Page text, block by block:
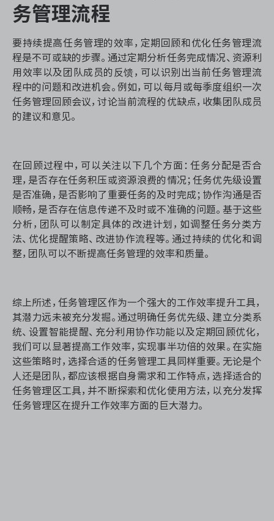
务管理流程
要持续提高任务管理的效率，定期回顾和优化任务管理流
程是不可或缺的步骤。通过定期分析任务完成情况、资源利
用效率以及团队成员的反馈，可以识别出当前任务管理流
程中的问题和改进机会。例如，可以每月或每季度组织一次
任务管理回顾会议，讨论当前流程的优缺点，收集团队成员
的建议和意见。
在回顾过程中，可以关注以下几个方面：任务分配是否合
理，是否存在任务积压或资源浪费的情况；任务优先级设置
是否准确，是否影响了重要任务的及时完成；协作沟通是否
顺畅，是否存在信息传递不及时或不准确的问题。基于这些
分析，团队可以制定具体的改进计划，如调整任务分类方
法、优化提醒策略、改进协作流程等。通过持续的优化和调
整，团队可以不断提高任务管理的效率和质量。
综上所述，任务管理区作为一个强大的工作效率提升工具，
其潜力远未被充分发掘。通过明确任务优先级、建立分类系
统、设置智能提醒、充分利用协作功能以及定期回顾优化，
我们可以显著提高工作效率，实现事半功倍的效果。在实施
这些策略时，选择合适的任务管理工具同样重要。无论是个
人还是团队，都应该根据自身需求和工作特点，选择适合的
任务管理区工具，并不断探索和优化使用方法，以充分发挥
任务管理区在提升工作效率方面的巨大潜力。